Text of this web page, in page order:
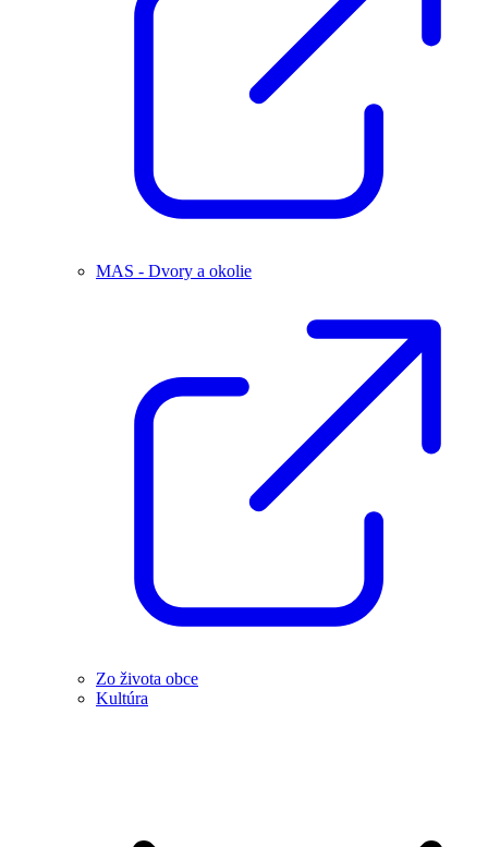
MAS - Dvory a okolie
Zo života obce
Kultúra